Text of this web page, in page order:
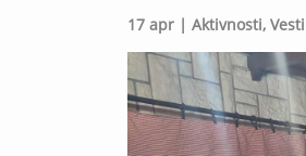
17 apr | Aktivnosti, Vesti